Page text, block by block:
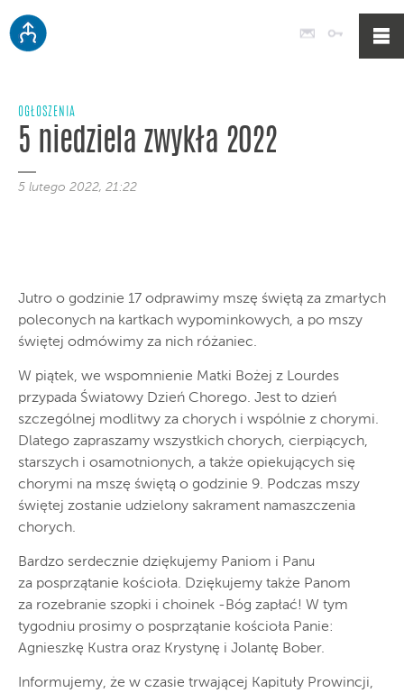
Poczta
OGŁOSZENIA
5 niedziela zwykła 2022
5 lutego 2022, 21:22
Jutro o godzinie 17 odprawimy mszę świętą za zmarłych
poleconych na kartkach wypominkowych, a po mszy
świętej odmówimy za nich różaniec.
W piątek, we wspomnienie Matki Bożej z Lourdes
przypada Światowy Dzień Chorego. Jest to dzień
szczególnej modlitwy za chorych i wspólnie z chorymi.
Dlatego zapraszamy wszystkich chorych, cierpiących,
starszych i osamotnionych, a także opiekujących się
chorymi na mszę świętą o godzinie 9. Podczas mszy
świętej zostanie udzielony sakrament namaszczenia
chorych.
Bardzo serdecznie dziękujemy Paniom i Panu
za posprzątanie kościoła. Dziękujemy także Panom
za rozebranie szopki i choinek -Bóg zapłać! W tym
tygodniu prosimy o posprzątanie kościoła Panie:
Agnieszkę Kustra oraz Krystynę i Jolantę Bober.
Informujemy, że w czasie trwającej Kapituły Prowincji,